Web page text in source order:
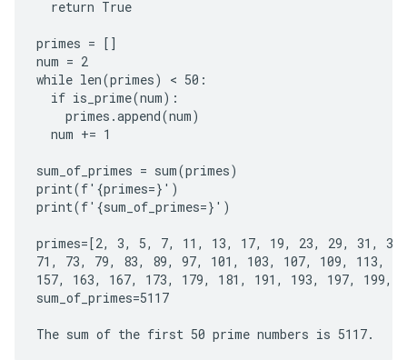
  return True
primes = []
num = 2
while len(primes) < 50:
  if is_prime(num):
    primes.append(num)
  num += 1
sum_of_primes = sum(primes)
print(f'{primes=}')
print(f'{sum_of_primes=}')
primes=[2, 3, 5, 7, 11, 13, 17, 19, 23, 29, 31,
71, 73, 79, 83, 89, 97, 101, 103, 107, 109, 113,
157, 163, 167, 173, 179, 181, 191, 193, 197, 199,
sum_of_primes=5117